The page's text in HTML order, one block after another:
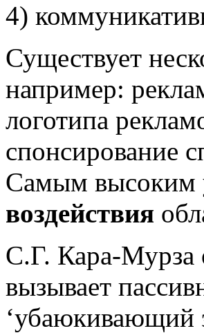
4)
Существует
например:
логотипа
спонсирование
Самым высоким
воздействия
С.Г. Кара-Мурза
вызывает
‘убаюкивающий